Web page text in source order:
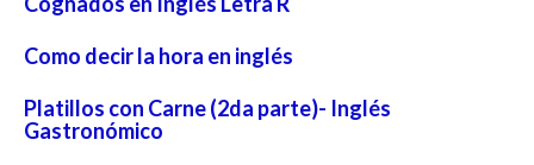
Como decir la hora en inglés
Platillos con Carne (2da parte)- Inglés
Gastronómico